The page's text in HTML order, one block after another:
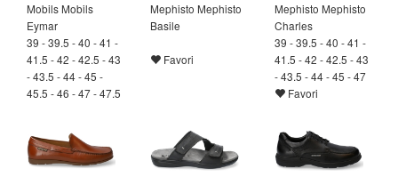
Mobils Mobils
Eymar
39 - 39.5 - 40 - 41 -
41.5 - 42 - 42.5 - 43
- 43.5 - 44 - 45 -
45.5 - 46 - 47 - 47.5
Mephisto Mephisto
Basile
Favori
Mephisto Mephisto
Charles
39 - 39.5 - 40 - 41 -
41.5 - 42 - 42.5 - 43
- 43.5 - 44 - 45 - 47
Favori